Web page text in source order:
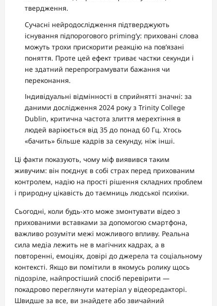
твердження.
Сучасні нейродослідження підтверджують
існування підпорогового priming’у: приховані слова
можуть трохи прискорити реакцію на пов’язані
поняття. Проте цей ефект триває частки секунди і
не здатний перепрограмувати бажання чи
переконання.
Індивідуальні відмінності в сприйнятті значні: за
даними дослідження 2024 року з Trinity College
Dublin, критична частота злиття мерехтіння в
людей варіюється від 35 до понад 60 Гц. Хтось
«бачить» більше кадрів за секунду, ніж інші.
Ці факти показують, чому міф виявився таким
живучим: він поєднує в собі страх перед прихованим
контролем, надію на прості рішення складних проблем
і природну цікавість до таємниць людської психіки.
Сьогодні, коли будь-хто може змонтувати відео з
прихованими вставками за допомогою смартфона,
важливо розуміти межі можливого впливу. Реальна
сила медіа лежить не в магічних кадрах, а в
повторенні, емоціях, довірі до джерела та соціальному
контексті. Якщо ви помітили в якомусь ролику щось
підозріле, найпростіший спосіб перевірити —
покадрово переглянути матеріал у відеоредакторі.
Швидше за все, ви знайдете або звичайний